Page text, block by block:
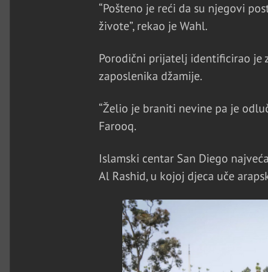
“Pošteno je reći da su njegovi
živote”, rekao je Wahl.
Porodični prijatelj identificirao je
zaposlenika džamije.
“Želio je braniti nevine pa je
Farooq.
Islamski centar San Diego
Al Rashid, u kojoj djeca uče